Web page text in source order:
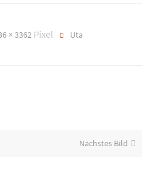
× 3362 Pixel
Uta
Nächstes Bild